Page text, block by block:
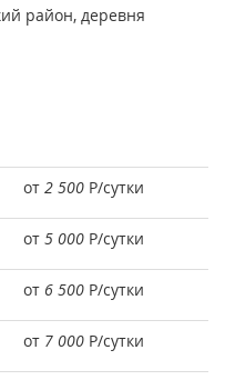
район, деревня
от 2 500 Р/сутки
от 5 000 Р/сутки
от 6 500 Р/сутки
от 7 000 Р/сутки